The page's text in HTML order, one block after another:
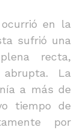
en la
sufrió una
recta,
La
a más de
tiempo de
por